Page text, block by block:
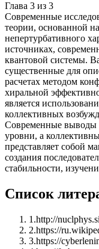
Глава 3 из 3
Современные
теории, основанной
непертурбативного
источниках,
квантовой системы.
существенные для
расчетах методом
хиральной
является
коллективных
Современные выводы
уровни, а
представляет собой
создания
стабильности,
Список
1 .http://
2.https://
3.https://